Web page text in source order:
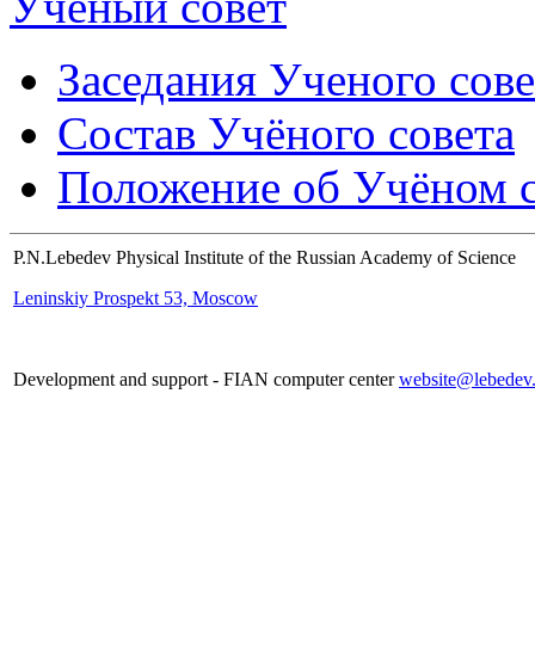
Заседания Ученого
Состав Учёного совета
Положение об Учёном
P.N.Lebedev Physical Institute of the Russian Academy of Science
Leninskiy Prospekt 53, Moscow
Development and support - FIAN computer center